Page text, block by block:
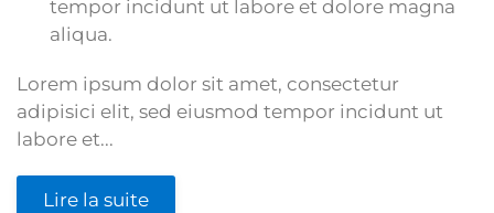
tempor incidunt ut labore et dolore magna
aliqua.
Lorem ipsum dolor sit amet, consectetur
adipisici elit, sed eiusmod tempor incidunt ut
labore et...
Lire la suite